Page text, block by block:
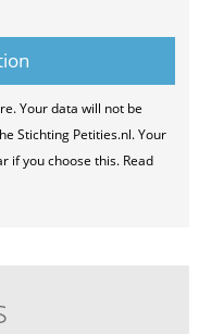
Your data will not be
Stichting Petities.nl. Your
if you choose this. Read